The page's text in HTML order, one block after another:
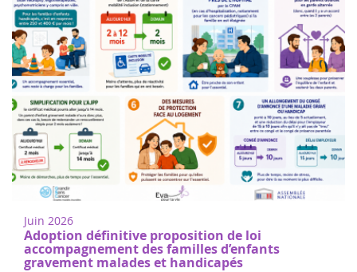
Juin 2026
Adoption définitive proposition de loi
accompagnement des familles d’enfants
gravement malades et handicapés
18
juin
2022
Femmes de coeur à Nogent sur
Oise
Marchez ou courez pour soutenir la
Paris.Inscription gratuite sur place. ...